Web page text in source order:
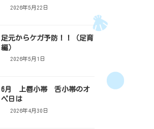
2026年5月22日
足元からケガ予防！！（足育
編）
2026年5月1日
6月 上唇小帯 舌小帯のオ
ペ日は
2026年4月30日